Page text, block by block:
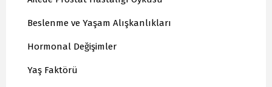
Beslenme ve Yaşam Alışkanlıkları
Hormonal Değişimler
Yaş Faktörü